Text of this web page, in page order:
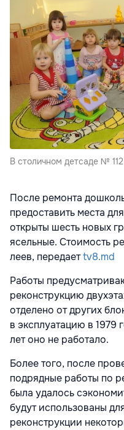
В столичном детсаде №
После ремонта
предоставить места
открыты шесть новых
ясельные. Стоимость
леев, передаетtv8.md
Работы
реконструкцию
отделено от других
в эксплуатацию в 1979
лет оно не работало.
Более того, после
подрядные работы по
была удалось
будут использованы
реконструкции